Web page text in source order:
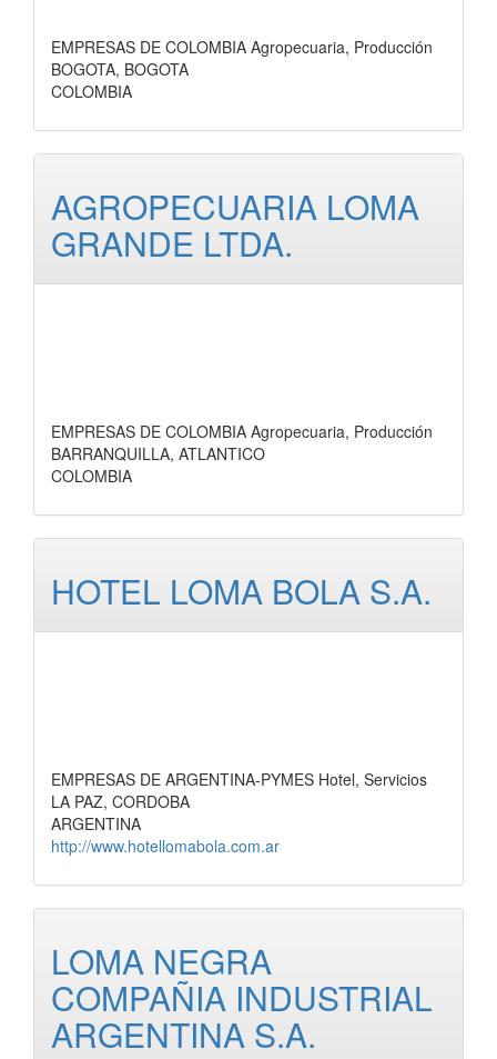
EMPRESAS DE COLOMBIA Agropecuaria, Producción
BOGOTA, BOGOTA
COLOMBIA
AGROPECUARIA LOMA
GRANDE LTDA.
EMPRESAS DE COLOMBIA Agropecuaria, Producción
BARRANQUILLA, ATLANTICO
COLOMBIA
HOTEL LOMA BOLA S.A.
EMPRESAS DE ARGENTINA-PYMES Hotel, Servicios
LA PAZ, CORDOBA
ARGENTINA
http://www.hotellomabola.com.ar
LOMA NEGRA
COMPAÑIA INDUSTRIAL
ARGENTINA S.A.